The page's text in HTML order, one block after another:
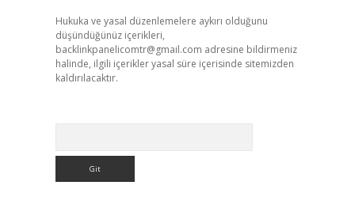
Hukuka ve yasal düzenlemelere aykırı olduğunu
düşündüğünüz içerikleri,
backlinkpanelicomtr@gmail.com adresine bildirmeniz
halinde, ilgili içerikler yasal süre içerisinde sitemizden
kaldırılacaktır.